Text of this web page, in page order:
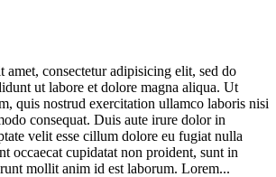
consectetur adipisicing elit, sed do
ut labore et dolore magna aliqua. Ut
quis nostrud exercitation ullamco laboris nisi
consequat. Duis aute irure dolor in
velit esse cillum dolore eu fugiat nulla
occaecat cupidatat non proident, sunt in
mollit anim id est laborum. Lorem...